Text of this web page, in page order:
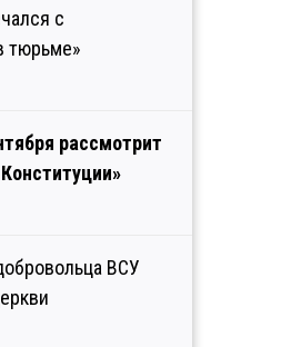
с
тюрьме»
рассмотрит
ВСУ